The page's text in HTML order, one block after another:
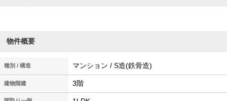
物件概要
種別 / 構造 マンション / S造(鉄骨造)
建物階建 3階